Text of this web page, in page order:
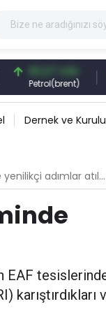
USD
Dernek ve
adımlar atılıyor
EAF
karıştırdıkları